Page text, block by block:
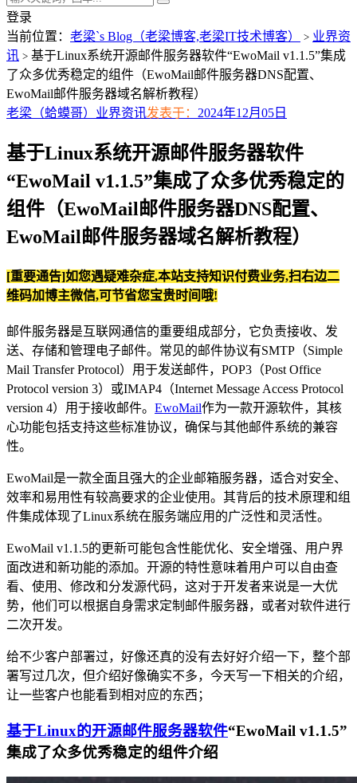
登录
当前位置： 老梁`s Blog（老梁博客,老梁IT技术博客） > 业界资
讯 > 基于Linux系统开源邮件服务器软件“EwoMail v1.1.5”集成
了众多优秀稳定的组件（EwoMail邮件服务器DNS配置、
EwoMail邮件服务器域名解析教程）
老梁（蛤蟆哥） 业界资讯发表于： 2024年12月05日
基于Linux系统开源邮件服务器软件
“EwoMail v1.1.5”集成了众多优秀稳定的
组件（EwoMail邮件服务器DNS配置、
EwoMail邮件服务器域名解析教程）
[重要通告]如您遇疑难杂症,本站支持知识付费业务,扫右边二
维码加博主微信,可节省您宝贵时间哦!
邮件服务器是互联网通信的重要组成部分，它负责接收、发
送、存储和管理电子邮件。常见的邮件协议有SMTP（Simple
Mail Transfer Protocol）用于发送邮件，POP3（Post Office
Protocol version 3）或IMAP4（Internet Message Access Protocol
version 4）用于接收邮件。 EwoMail作为一款开源软件，其核
心功能包括支持这些标准协议，确保与其他邮件系统的兼容
性。
EwoMail是一款全面且强大的企业邮箱服务器，适合对安全、
效率和易用性有较高要求的企业使用。其背后的技术原理和组
件集成体现了Linux系统在服务端应用的广泛性和灵活性。
EwoMail v1.1.5的更新可能包含性能优化、安全增强、用户界
面改进和新功能的添加。开源的特性意味着用户可以自由查
看、使用、修改和分发源代码，这对于开发者来说是一大优
势，他们可以根据自身需求定制邮件服务器，或者对软件进行
二次开发。
给不少客户部署过，好像还真的没有去好好介绍一下，整个部
署写过几次，但介绍好像确实不多，今天写一下相关的介绍，
让一些客户也能看到相对应的东西；
基于Linux的开源邮件服务器软件“EwoMail v1.1.5”
集成了众多优秀稳定的组件介绍